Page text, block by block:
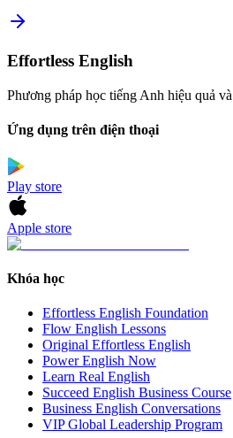
Effortless English
Phương pháp học tiếng Anh hiệu quả
Ứng dụng trên điện thoại
Play store
Apple store
Khóa học
Effortless English Foundation
Flow English Lessons
Original Effortless English
Power English Now
Learn Real English
Succeed English Business Course
Business English Conversations
VIP Global Leadership Program